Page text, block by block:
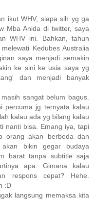
ikut WHV, siapa sih yg ga
Mba Anida di twitter, saya
WHV ini. Bahkan, tahun
Kedubes Australia
saya menjadi semakin
ke sini ke usia saya yg
dan menjadi banyak
sangat belum bagus.
percuma jg ternyata kalau
kalau ada yg bilang kalau
nanti bisa. Emang iya, tapi
orang akan berbeda dan
bikin gegar budaya
barat tanpa subtitle saja
apa. Gimana kalau
respons cepat? Hehe.
:D
langsung memaksa kita